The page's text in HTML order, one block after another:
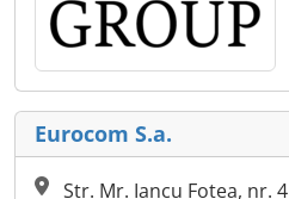
Eurocom S.a.
Str. Mr. Iancu Fotea, nr. 4